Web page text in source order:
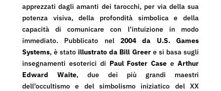
apprezzati dagli amanti dei tarocchi, per via della sua
potenza visiva, della profondità simbolica e della
capacità di comunicare con l’intuizione in modo
immediato. Pubblicato nel 2004 da U.S. Games
Systems, è statoillustrato da Bill Greere si basa sugli
insegnamenti esoterici di Paul Foster Case eArthur
Edward Waite, due dei più grandi maestri
dell’occultismo e del simbolismo iniziatico del XX